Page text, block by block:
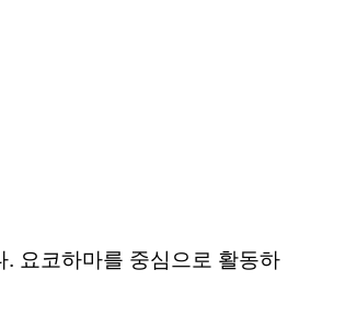
요코하마를 중심으로 활동하